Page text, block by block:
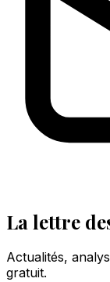
La lettre
Actualités,
gratuit.